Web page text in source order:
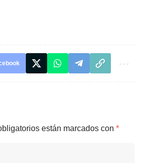
están marcados con *